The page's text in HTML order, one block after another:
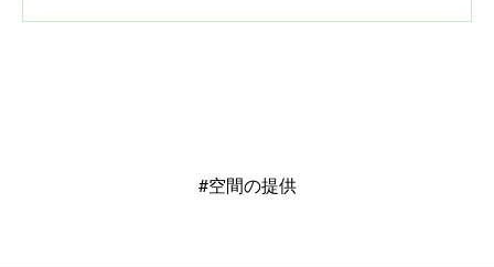
#空間の提供